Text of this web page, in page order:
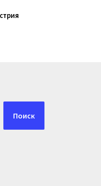
Поиск